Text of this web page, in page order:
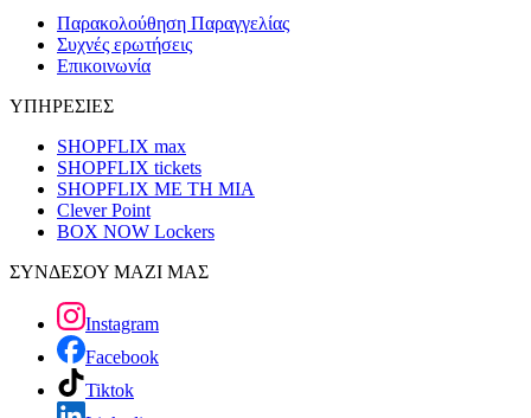
Παρακολούθηση Παραγγελίας
Συχνές ερωτήσεις
Επικοινωνία
ΥΠΗΡΕΣΙΕΣ
SHOPFLIX max
SHOPFLIX tickets
SHOPFLIX ΜΕ ΤΗ ΜΙΑ
Clever Point
BOX NOW Lockers
ΣΥΝΔΕΣΟΥ ΜΑΖΙ ΜΑΣ
Instagram
Facebook
Tiktok